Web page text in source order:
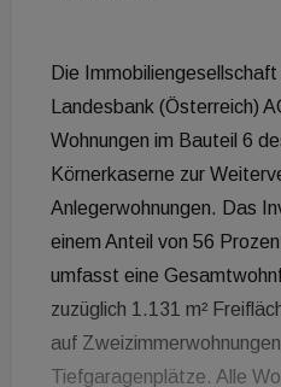
Die
Landesbank (Österreich)
Wohnungen im Bauteil 6
Körnerkaserne zur
Anlegerwohnungen. Das
einem Anteil von 56
umfasst eine
zuzüglich 1.131 m²
auf
Tiefgaragenplätze. Alle